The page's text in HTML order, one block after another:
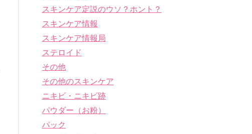
スキンケア定説のウソ？ホント？
スキンケア情報
スキンケア情報局
ステロイド
その他
その他のスキンケア
ニキビ・ニキビ跡
パウダー（お粉）
パック